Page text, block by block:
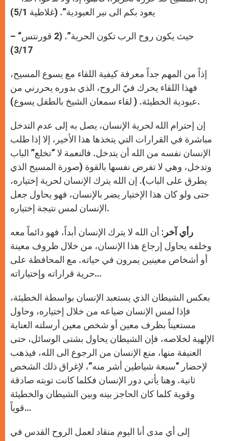
p e
r
k
يعود بكم الى نير العبودية”. (غلاطية 5/1)
– “حيث يكون روح الرب تكون الحرية”. (2 قورنتس
3/17)
إذاً من المهم جداً معرفة كيفية اللقاء مع يسوع المسيح،
فهذا اللقاء يحرك فيّ الروح، الذي بدوره يحررني من
عبودية الخطيئة. ( لقاء سمعان الشيخ بالطفل يسوع).
إن إحترام الله لحرية الإنسان، يصل به إلى عدم التدخل
مباشرة في القرارات التي يتخذها هذا الأخير، إلا إذا طلب
الإنسان نفسه من الله أن يتدخل. فالنعمة لا “تخلع” الباب
وتدخل، وهي لا تفرض نفسها بالقوة (صورة المسيح الذي
يطرق على الباب). إن الله يترك الإنسان لحرية إختياره،
حتى ولو كان هذا الإختيار يضر بالإنسان، فهو يحاول جعل
الإنسان لمس نتيجة إختياره.
رأي آخر : أن الله لا يترك الإنسان أبداً، فهو دائماً معه
وخلفه يحاول إرجاع هذا الإنسان، من خلال ظروف معينة
أو أشخاص معينين يمرون في حياته. مع المحافظة على
حرية قراراته وإختياراته…
بعكس الشيطان الذي يستعبد الإنسان بواسطة الخطيئة،
فإذا لمس الإنسان ضياعه من خلال إختياره، وحاول
مستعيناً بظرف معين أو شخص معين أرسلته العناية
الإلهية لخلاصه، فإن الشيطان يحاول بشتى الوسائل، حتى
العنيفة منها، منع الإنسان من الرجوع الى الله، فيذهب
لإحضار “سبعة شياطين أشر منه”، لإغراق ذلك الشخص
ثانية. وهنا يأتي دور الإنسان فكلما كانت توبته صادقة
وقوية كلما كان الحاجز بينه وبين الشيطان والخطيئة
قوياً…
إلى أي مدى أنا اليوم منقاد لعمل الروح القدس في